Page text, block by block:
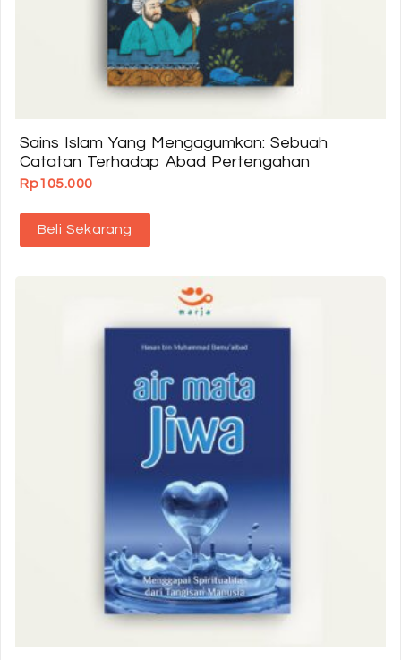
Sains Islam Yang Mengagumkan: Sebuah
Catatan Terhadap Abad Pertengahan
Rp105.000
Beli Sekarang